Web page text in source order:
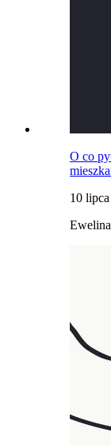
O co
10